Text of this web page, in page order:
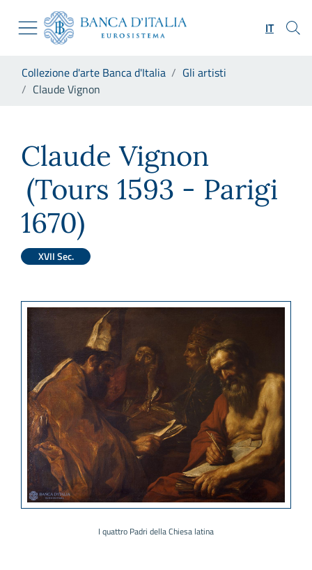
Skip to Main Content
Vai al sito istituzionale
Vai al menu di navigazione
Vai alla ricerca
Vai al footer
IT
Collezione d'arte Banca d'Italia
Gli artisti
Claude Vignon
Claude Vignon
(Tours 1593 - Parigi
1670)
XVII Sec.
I quattro Padri della Chiesa latina